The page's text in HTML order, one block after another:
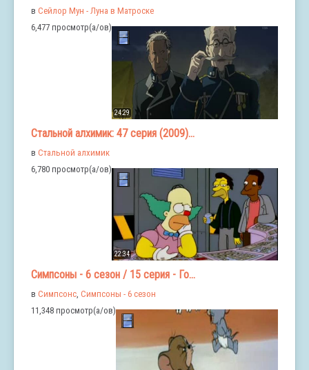
в Сейлор Мун - Луна в Матроске
6,477 просмотр(а/ов)
24:29
Стальной алхимик: 47 серия (2009)...
в Стальной алхимик
6,780 просмотр(а/ов)
22:34
Симпсоны - 6 сезон / 15 серия - Го...
в Симпсонс, Симпсоны - 6 сезон
11,348 просмотр(а/ов)